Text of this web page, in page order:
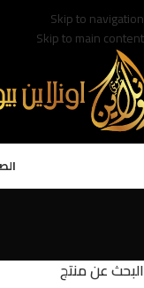
Skip to navigation
Skip to main content
البحث عن منتج